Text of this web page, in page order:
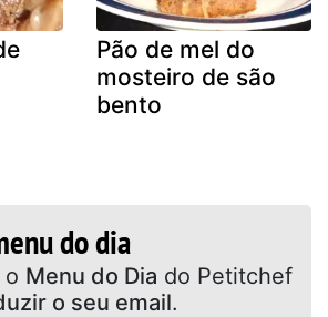
Pão de mel do
mosteiro de são
bento
do dia
Para receber o Menu do Dia do Petitchef
o seu email.